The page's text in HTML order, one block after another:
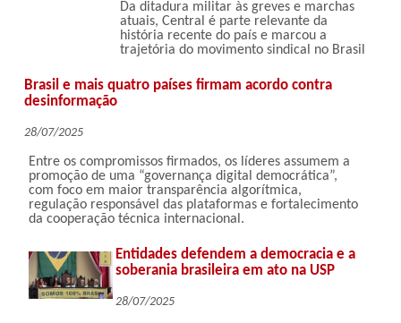
Da ditadura militar às greves e marchas
atuais, Central é parte relevante da
história recente do país e marcou a
trajetória do movimento sindical no Brasil
Brasil e mais quatro países firmam acordo contra
desinformação
28/07/2025
Entre os compromissos firmados, os líderes assumem a
promoção de uma “governança digital democrática”,
com foco em maior transparência algorítmica,
regulação responsável das plataformas e fortalecimento
da cooperação técnica internacional.
Entidades defendem a democracia e a
soberania brasileira em ato na USP
28/07/2025